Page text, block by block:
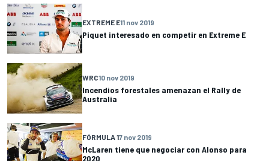
EXTREME E11 nov 2019
Piquet interesado en competir en Extreme E
WRC10 nov 2019
Incendios forestales amenazan el Rally de
Australia
FÓRMULA 17 nov 2019
McLaren tiene que negociar con Alonso para
2020